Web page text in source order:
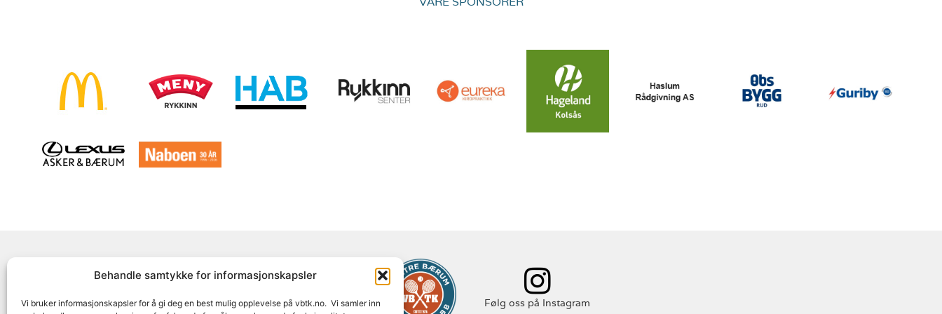
Behandle samtykke for informasjonskapsler
Vi bruker informasjonskapsler for å gi deg en best mulig opplevelse på vbtk.no. Vi samler inn
Følg oss på Facebook Følg oss på Instagram